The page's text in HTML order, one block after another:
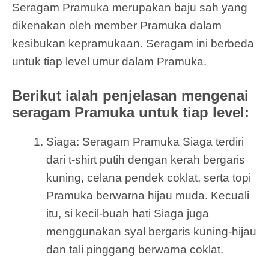
Seragam Pramuka merupakan baju sah yang
dikenakan oleh member Pramuka dalam
kesibukan kepramukaan. Seragam ini berbeda
untuk tiap level umur dalam Pramuka.
Berikut ialah penjelasan mengenai
seragam Pramuka untuk tiap level:
Siaga: Seragam Pramuka Siaga terdiri
dari t-shirt putih dengan kerah bergaris
kuning, celana pendek coklat, serta topi
Pramuka berwarna hijau muda. Kecuali
itu, si kecil-buah hati Siaga juga
menggunakan syal bergaris kuning-hijau
dan tali pinggang berwarna coklat.